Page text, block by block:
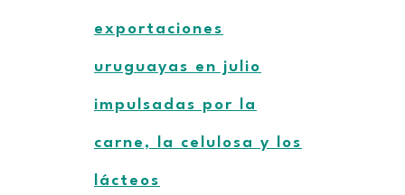
exportaciones
uruguayas en julio
impulsadas por la
carne, la celulosa y los
lácteos